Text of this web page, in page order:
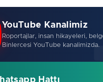
YouTube Kanalimiz
Roportajlar, insan hikayeleri,
Binlercesi YouTube kanalimizda.
Hattı